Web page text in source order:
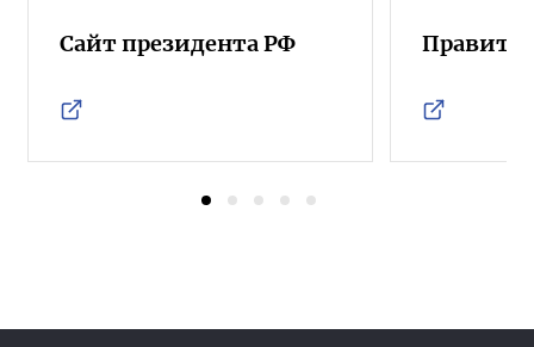
Сайт президента РФ